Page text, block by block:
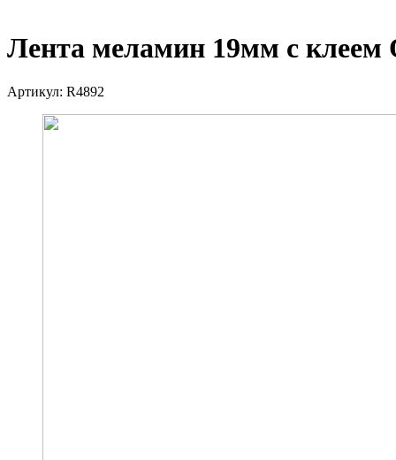
Лента меламин 19мм с
Артикул: R4892